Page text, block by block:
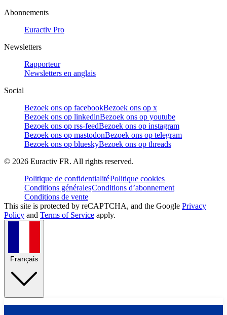
Abonnements
Euractiv Pro
Newsletters
Rapporteur
Newsletters en anglais
Social
Bezoek ons op facebookBezoek ons op x
Bezoek ons op linkedinBezoek ons op youtube
Bezoek ons op rss-feedBezoek ons op instagram
Bezoek ons op mastodonBezoek ons op telegram
Bezoek ons op blueskyBezoek ons op threads
© 2026 Euractiv FR. All rights reserved.
Politique de confidentialitéPolitique cookies
Conditions généralesConditions d’abonnement
Conditions de vente
This site is protected by reCAPTCHA, and the Google Privacy
Policy and Terms of Service apply.
Français